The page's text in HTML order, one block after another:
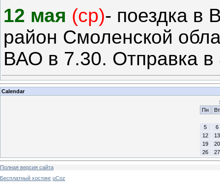
12 мая (ср)- поездка в
район Смоленской
ВАО в 7.30. Отправка в
Calendar
Пн
Вт
5
6
12
13
19
20
26
27
Полная версия сайта
Бесплатный хостинг uCoz